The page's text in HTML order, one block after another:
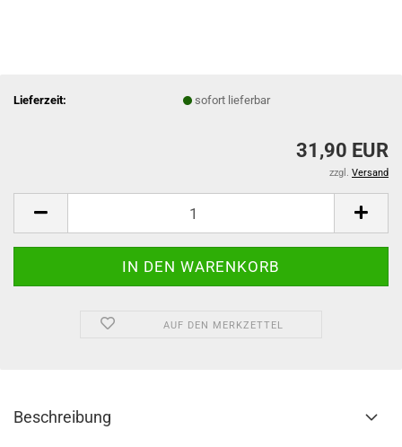
Lieferzeit: sofort lieferbar
31,90 EUR
zzgl. Versand
AUF DEN MERKZETTEL
Beschreibung